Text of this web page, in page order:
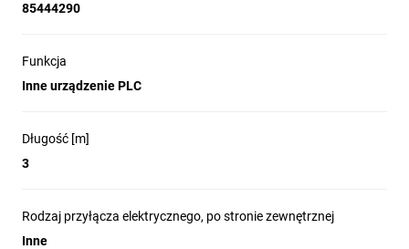
85444290
Funkcja
Inne urządzenie PLC
Długość [m]
3
Rodzaj przyłącza elektrycznego, po stronie zewnętrznej
Inne